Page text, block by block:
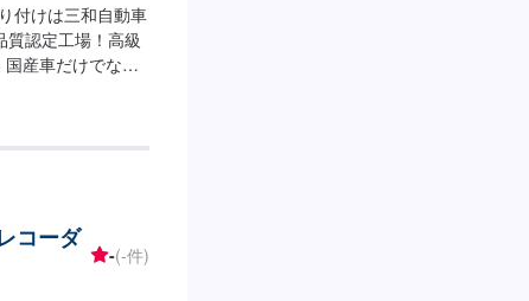
付けは三和自動車
質認定工場！高級
国産車だけでなく
います。予めご
ご用意していま
燃料代はお客様
コーダ
-(-件)